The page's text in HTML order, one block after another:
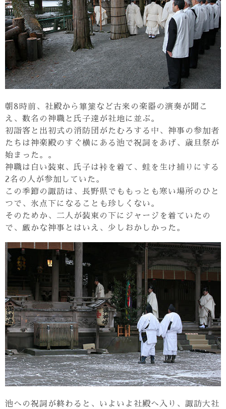
朝8時前、社殿から篳篥など古来の楽器の演奏が聞こ
え、数名の神職と氏子達が社地に並ぶ。
初詣客と出初式の消防団がたむろする中、神事の参加者
たちは神楽殿のすぐ横にある池で祝詞をあげ、歳旦祭が
始まった。。
神職は白い装束、氏子は裃を着て、蛙を生け捕りにする
2名の人が参加していた。
この季節の諏訪は、長野県でももっとも寒い場所のひと
つで、氷点下になることも珍しくない。
そのためか、二人が装束の下にジャージを着ていたの
で、厳かな神事とはいえ、少しおかしかった。
池への祝詞が終わると、いよいよ社殿へ入り、諏訪大社